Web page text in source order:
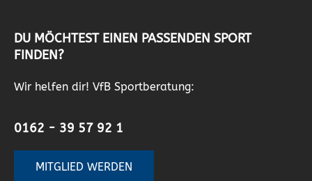
DU MÖCHTEST EINEN PASSENDEN SPORT
FINDEN?
Wir helfen dir! VfB Sportberatung:
0162 - 39 57 92 1
MITGLIED WERDEN